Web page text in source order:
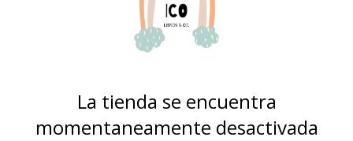
La tienda se encuentra
momentaneamente desactivada